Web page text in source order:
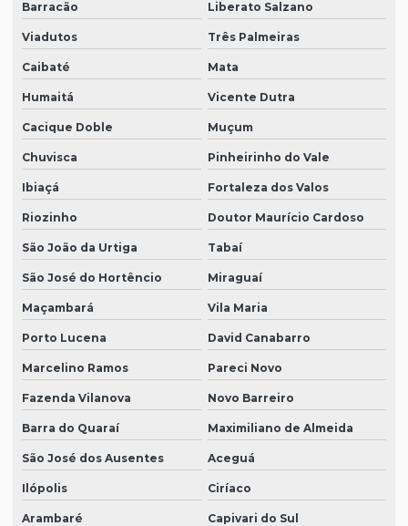
Barracão Liberato Salzano
Viadutos Três Palmeiras
Caibaté Mata
Humaitá Vicente Dutra
Cacique Doble Muçum
Chuvisca Pinheirinho do Vale
Ibiaçá Fortaleza dos Valos
Riozinho Doutor Maurício Cardoso
São João da Urtiga Tabaí
São José do Hortêncio Miraguaí
Maçambará Vila Maria
Porto Lucena David Canabarro
Marcelino Ramos Pareci Novo
Fazenda Vilanova Novo Barreiro
Barra do Quaraí Maximiliano de Almeida
São José dos Ausentes Aceguá
Ilópolis Ciríaco
Arambaré Capivari do Sul